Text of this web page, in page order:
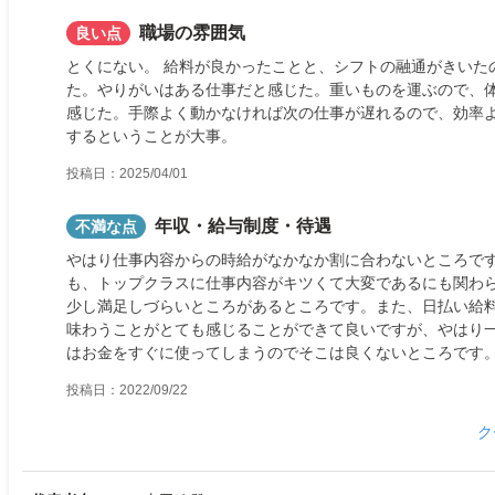
良い点 職場の雰囲気
とくにない。 給料が良かったことと、シフトの融通がきい
た。やりがいはある仕事だと感じた。重いものを運ぶので、
感じた。手際よく動かなければ次の仕事が遅れるので、効率
するということが大事。
投稿日：2025/04/01
不満な点 年収・給与制度・待遇
やはり仕事内容からの時給がなかなか割に合わないところで
も、トップクラスに仕事内容がキツくて大変であるにも関わ
少し満足しづらいところがあるところです。また、日払い給
味わうことがとても感じることができて良いですが、やはり
はお金をすぐに使ってしまうのでそこは良くないところです
投稿日：2022/09/22